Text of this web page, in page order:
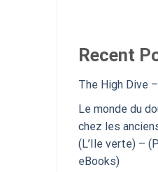
Recent
The High Dive
Le monde du
chez les
(L’Ile verte) –
eBooks)